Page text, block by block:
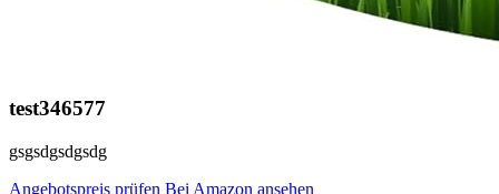
test346577
gsgsdgsdgsdg
Angebotspreis prüfen Bei Amazon ansehen